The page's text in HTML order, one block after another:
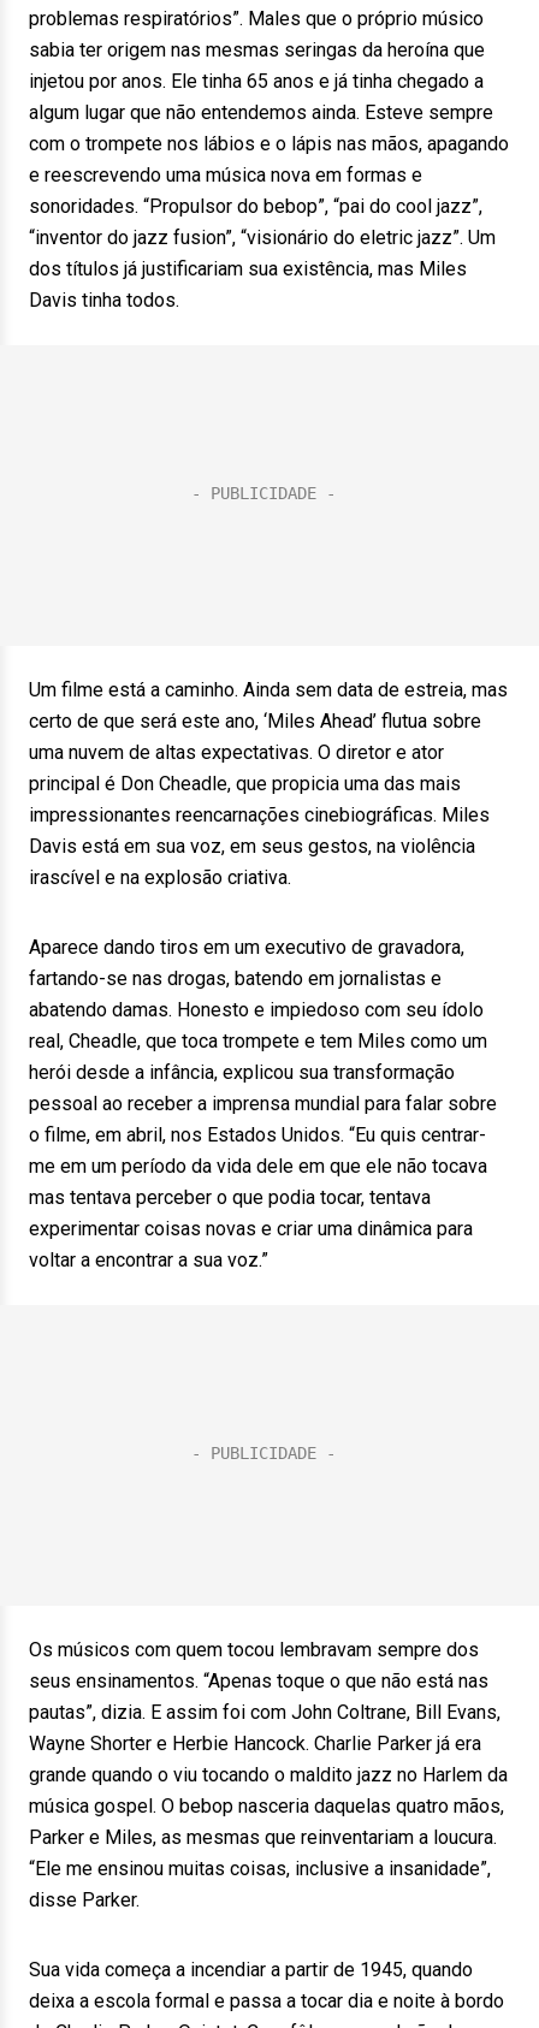
problemas respiratórios”. Males que o próprio músico
sabia ter origem nas mesmas seringas da heroína que
injetou por anos. Ele tinha 65 anos e já tinha chegado a
algum lugar que não entendemos ainda. Esteve sempre
com o trompete nos lábios e o lápis nas mãos, apagando
e reescrevendo uma música nova em formas e
sonoridades. “Propulsor do bebop”, “pai do cool jazz”,
“inventor do jazz fusion”, “visionário do eletric jazz”. Um
dos títulos já justificariam sua existência, mas Miles
Davis tinha todos.
Um filme está a caminho. Ainda sem data de estreia, mas
certo de que será este ano, ‘Miles Ahead’ flutua sobre
uma nuvem de altas expectativas. O diretor e ator
principal é Don Cheadle, que propicia uma das mais
impressionantes reencarnações cinebiográficas. Miles
Davis está em sua voz, em seus gestos, na violência
irascível e na explosão criativa.
Aparece dando tiros em um executivo de gravadora,
fartando-se nas drogas, batendo em jornalistas e
abatendo damas. Honesto e impiedoso com seu ídolo
real, Cheadle, que toca trompete e tem Miles como um
herói desde a infância, explicou sua transformação
pessoal ao receber a imprensa mundial para falar sobre
o filme, em abril, nos Estados Unidos. “Eu quis centrar-
me em um período da vida dele em que ele não tocava
mas tentava perceber o que podia tocar, tentava
experimentar coisas novas e criar uma dinâmica para
voltar a encontrar a sua voz.”
Os músicos com quem tocou lembravam sempre dos
seus ensinamentos. “Apenas toque o que não está nas
pautas”, dizia. E assim foi com John Coltrane, Bill Evans,
Wayne Shorter e Herbie Hancock. Charlie Parker já era
grande quando o viu tocando o maldito jazz no Harlem da
música gospel. O bebop nasceria daquelas quatro mãos,
Parker e Miles, as mesmas que reinventariam a loucura.
“Ele me ensinou muitas coisas, inclusive a insanidade”,
disse Parker.
Sua vida começa a incendiar a partir de 1945, quando
deixa a escola formal e passa a tocar dia e noite à bordo